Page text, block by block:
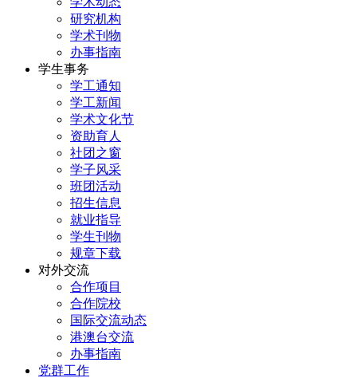
研究机构
学术刊物
办事指南
学生事务
学工通知
学工新闻
学术文化节
资助育人
社团之窗
学子风采
班团活动
招生信息
就业指导
学生刊物
规章下载
对外交流
合作项目
合作院校
国际交流动态
港澳台交流
办事指南
党群工作